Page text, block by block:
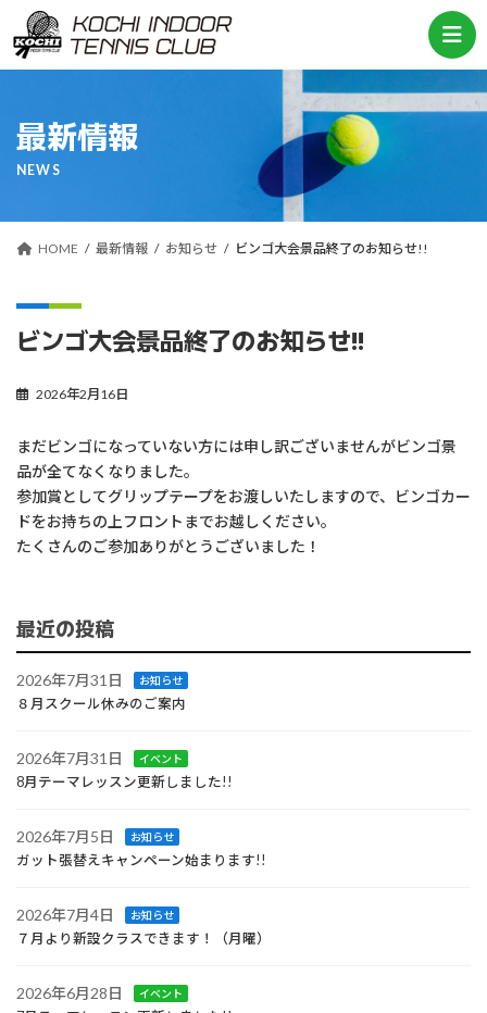
テ
ン
ゲ
ー
最新情報
NEWS
HOME 最新情報 お知らせ ビンゴ大会景品終了のお知らせ!!
ビンゴ大会景品終了のお知らせ!!
2026年2月16日
まだビンゴになっていない方には申し訳ございませんがビンゴ景
品が全てなくなりました。
参加賞としてグリップテープをお渡しいたしますので、ビンゴカー
ドをお持ちの上フロントまでお越しください。
たくさんのご参加ありがとうございました！
最近の投稿
2026年7月31日 お知らせ
８月スクール休みのご案内
2026年7月31日 イベント
8月テーマレッスン更新しました!!
2026年7月5日 お知らせ
ガット張替えキャンペーン始まります!!
2026年7月4日 お知らせ
７月より新設クラスできます！（月曜）
2026年6月28日 イベント